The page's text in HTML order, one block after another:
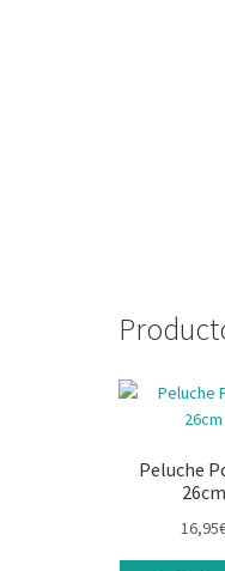
Peluche
26cm
16,95